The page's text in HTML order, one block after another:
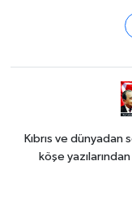
Kıbrıs ve
köşe